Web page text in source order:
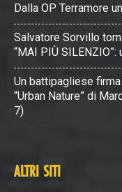
Dalla OP Terramore
Salvatore Sorvillo
“MAI PIÙ
Un battipagliese
“Urban Nature” di
7)
ALTRI SITI